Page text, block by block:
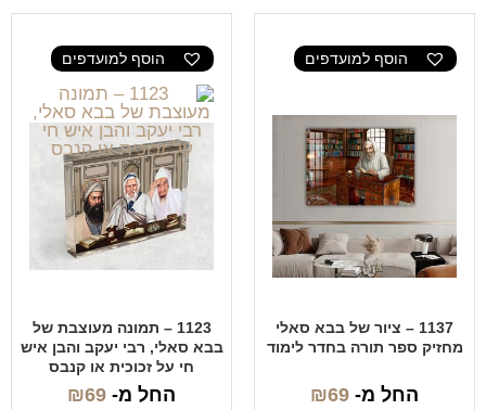
הוסף למועדפים
1137 – ציור של בבא סאלי
מחזיק ספר תורה בחדר לימוד
החל מ- ₪69
הוסף למועדפים
1123 – תמונה מעוצבת של
בבא סאלי, רבי יעקב והבן איש
חי על זכוכית או קנבס
החל מ- ₪69